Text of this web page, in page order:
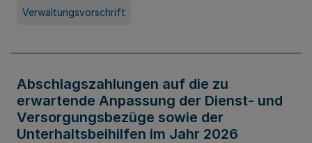
Verwaltungsvorschrift
Abschlagszahlungen auf die zu
erwartende Anpassung der Dienst- und
Versorgungsbezüge sowie der
Unterhaltsbeihilfen im Jahr 2026